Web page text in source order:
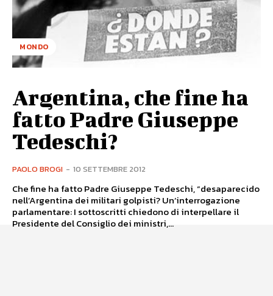
MONDO
Argentina, che fine ha
fatto Padre Giuseppe
Tedeschi?
PAOLO BROGI - 10 SETTEMBRE 2012
Che fine ha fatto Padre Giuseppe Tedeschi, “desaparecido
nell’Argentina dei militari golpisti? Un’interrogazione
parlamentare: I sottoscritti chiedono di interpellare il
Presidente del Consiglio dei ministri,...